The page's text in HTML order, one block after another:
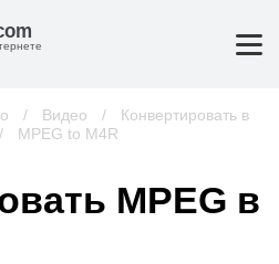
/ Видео /
Конвертировать в
/ MPEG to M4R
MPEG в